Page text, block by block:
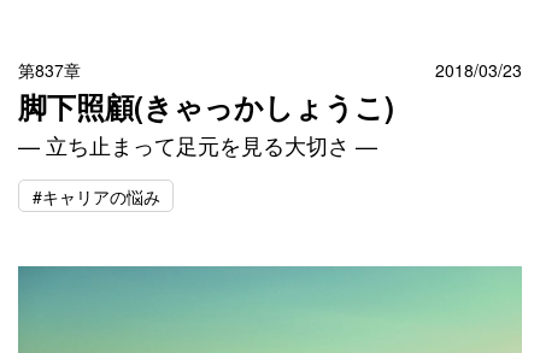
第837章 2018/03/23
脚下照顧(きゃっかしょうこ)
— 立ち止まって足元を見る大切さ —
#キャリアの悩み